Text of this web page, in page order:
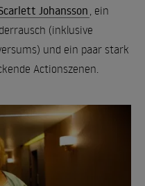
Johansson , ein
(inklusive
und ein paar stark
Actionszenen.